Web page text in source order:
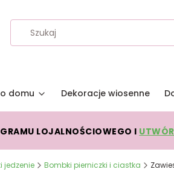
domu Dekoracje wiosenne
LOJALNOŚCIOWEGO I
jedzenie Bombki pierniczki i ciastka